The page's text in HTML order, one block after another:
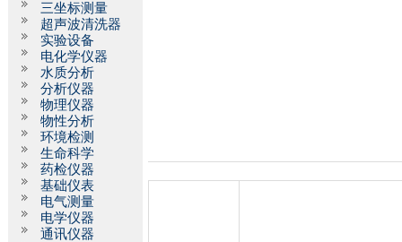
三坐标测量
超声波清洗器
实验设备
电化学仪器
水质分析
分析仪器
物理仪器
物性分析
环境检测
生命科学
药检仪器
基础仪表
电气测量
电学仪器
通讯仪器